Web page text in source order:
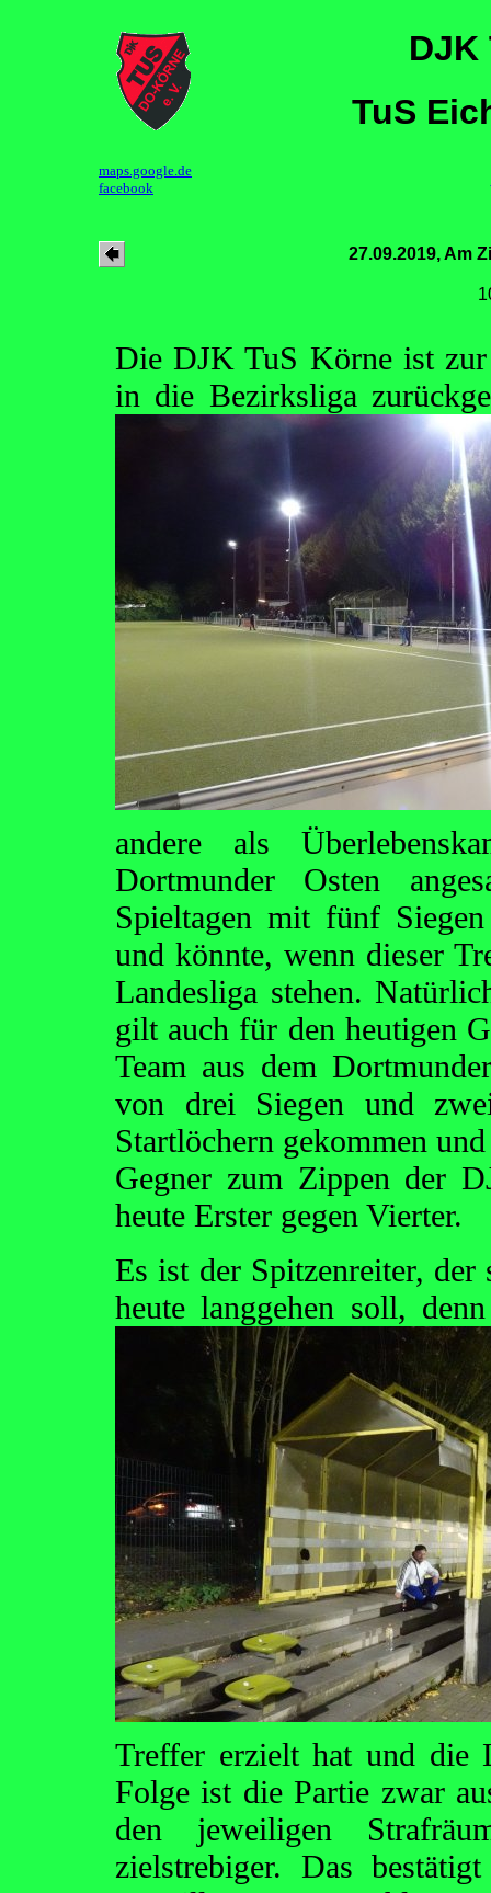
DJK
TuS
maps.google.de
facebook
27.09.2019, Am
Die DJK TuS Körne ist zur
in die Bezirksliga
andere als
Dortmunder Osten
Spieltagen mit fünf
und könnte, wenn dieser
Landesliga stehen.
gilt auch für den heutigen
Team aus dem
von drei Siegen und
Startlöchern gekommen
Gegner zum Zippen der
heute Erster gegen Vierter.
Es ist der Spitzenreiter,
heute langgehen soll,
Treffer erzielt hat und die
Folge ist die Partie zwar
den jeweiligen
zielstrebiger. Das